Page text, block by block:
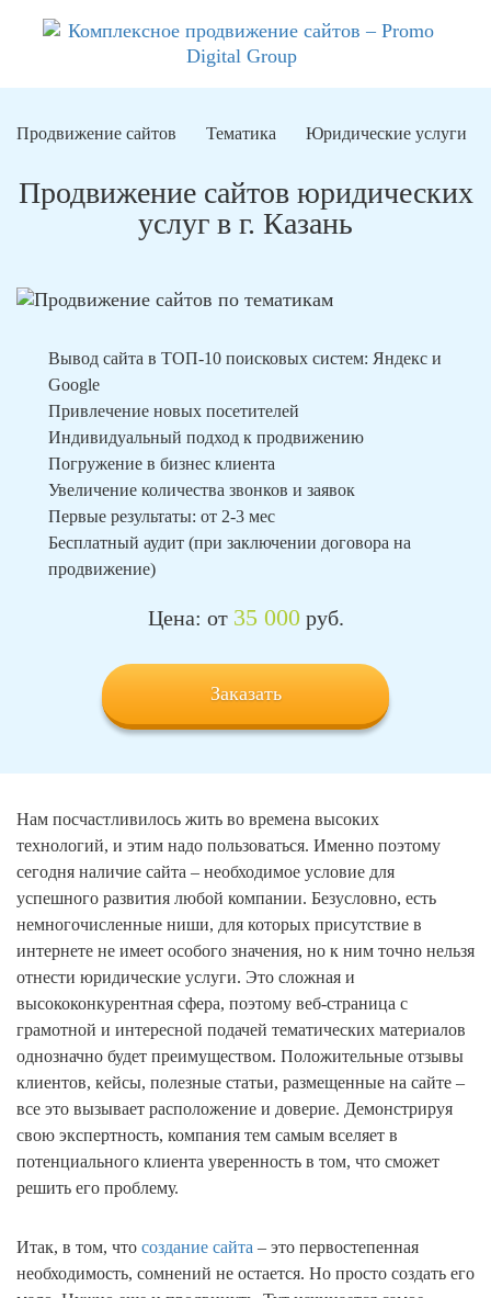
Продвижение сайтов Тематика Юридические услуги
Продвижение сайтов юридических
услуг в г. Казань
Вывод сайта в ТОП-10 поисковых систем: Яндекс и
Google
Привлечение новых посетителей
Индивидуальный подход к продвижению
Погружение в бизнес клиента
Увеличение количества звонков и заявок
Первые результаты: от 2-3 мес
Бесплатный аудит (при заключении договора на
продвижение)
Цена: от 35 000руб.
Заказать
Нам посчастливилось жить во времена высоких
технологий, и этим надо пользоваться. Именно поэтому
сегодня наличие сайта – необходимое условие для
успешного развития любой компании. Безусловно, есть
немногочисленные ниши, для которых присутствие в
интернете не имеет особого значения, но к ним точно нельзя
отнести юридические услуги. Это сложная и
высококонкурентная сфера, поэтому веб-страница с
грамотной и интересной подачей тематических материалов
однозначно будет преимуществом. Положительные отзывы
клиентов, кейсы, полезные статьи, размещенные на сайте –
все это вызывает расположение и доверие. Демонстрируя
свою экспертность, компания тем самым вселяет в
потенциального клиента уверенность в том, что сможет
решить его проблему.
Итак, в том, что создание сайта – это первостепенная
необходимость, сомнений не остается. Но просто создать его